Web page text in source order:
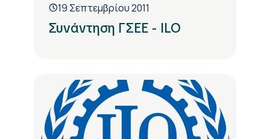
19 Σεπτεμβρίου 2011
Συνάντηση ΓΣΕΕ - ILO